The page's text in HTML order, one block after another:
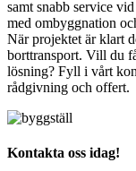
samt snabb service
med ombyggnation
När projektet är klart
borttransport. Vill du
lösning? Fyll i vårt
rådgivning och offert.
Kontakta oss idag!